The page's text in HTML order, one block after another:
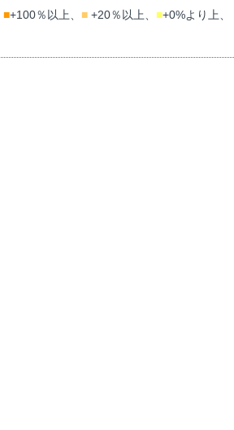
■+100％以上、 ■+20％以上、 ■+0%より上、